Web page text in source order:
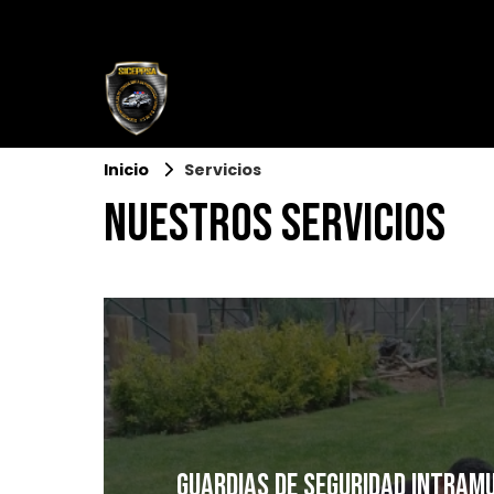
Inicio Servicios
Nuestros servicios